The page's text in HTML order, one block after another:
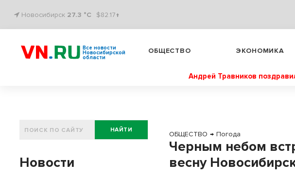
Новосибирск 27.3 °C $82.17↑
Все новости
Новосибирской
области
ОБЩЕСТВО ЭКОНОМИКА
Андрей Травников
ОБЩЕСТВО → Погода
Черным небом
весну
НАЙТИ
Новости